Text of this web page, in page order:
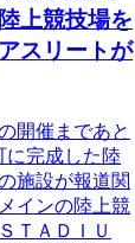
上競技場を
スリートが
開催まであと
に完成した陸
施設が報道関
インの陸上競
ＴＡＤＩＵ